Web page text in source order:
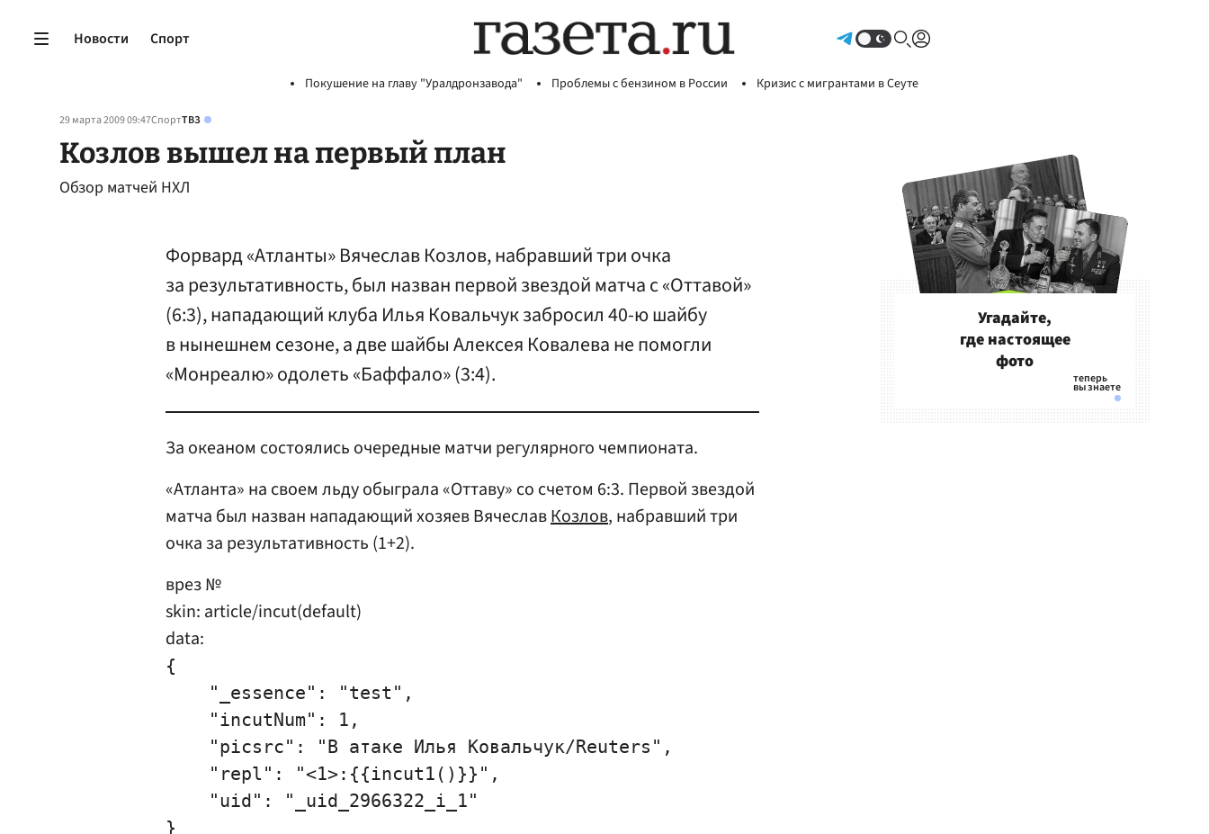
Новости Спорт
Покушение на главу "Уралдронзавода" Проблемы с бензином в России Кризис с мигрантами в Сеуте
29 марта 2009 09:47СпортТВЗ
Козлов вышел на первый план
Обзор матчей НХЛ
Форвард «Атланты» Вячеслав Козлов, набравший три очка
за результативность, был назван первой звездой матча с «Оттавой»
(6:3), нападающий клуба Илья Ковальчук забросил 40-ю шайбу
в нынешнем сезоне, а две шайбы Алексея Ковалева не помогли
«Монреалю» одолеть «Баффало» (3:4).
За океаном состоялись очередные матчи регулярного чемпионата.
«Атланта» на своем льду обыграла «Оттаву» со счетом 6:3. Первой звездой
матча был назван нападающий хозяев ВячеславКозлов, набравший три
очка за результативность (1+2).
врез №
skin: article/incut(default)
data:
{
    "_essence": "test",
    "incutNum": 1,
    "picsrc": "В атаке Илья Ковальчук/Reuters",
    "repl": "<1>:{{incut1()}}",
    "uid": "_uid_2966322_i_1"
Угадайте,
где настоящее
фото